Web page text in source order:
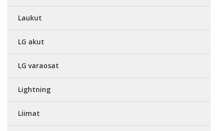
Laukut
LG akut
LG varaosat
Lightning
Liimat